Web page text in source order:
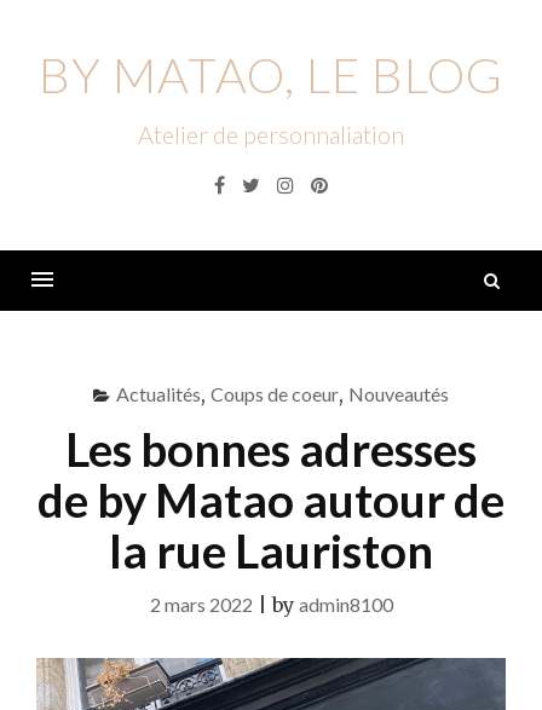
contentBY MATAO, LE BLOG
Atelier de personnaliation
Facebook
TwitterInstagram
Pinterest
Actualités, Coups de coeur, Nouveautés
Les bonnes adresses
de by Matao autour de
la rue Lauriston
2 mars 2022 |by admin8100